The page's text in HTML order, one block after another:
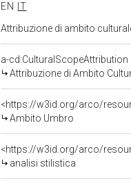
EN
IT
Attribuzione di ambito
a-cd:CulturalScopeAttribution
Attribuzione di Ambito
<https://w3id.org/arco/
Ambito Umbro
<https://w3id.org/arco/
analisi stilistica